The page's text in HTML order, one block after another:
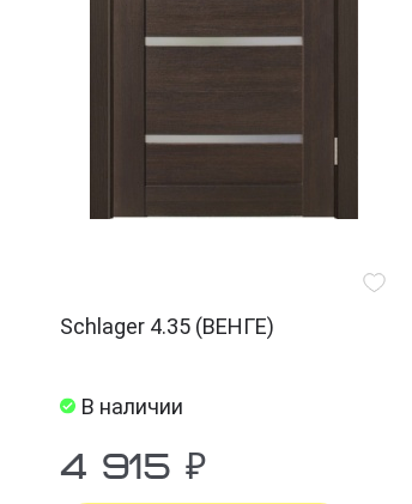
Schlager 4.35 (ВЕНГЕ)
В наличии
4 915 ₽